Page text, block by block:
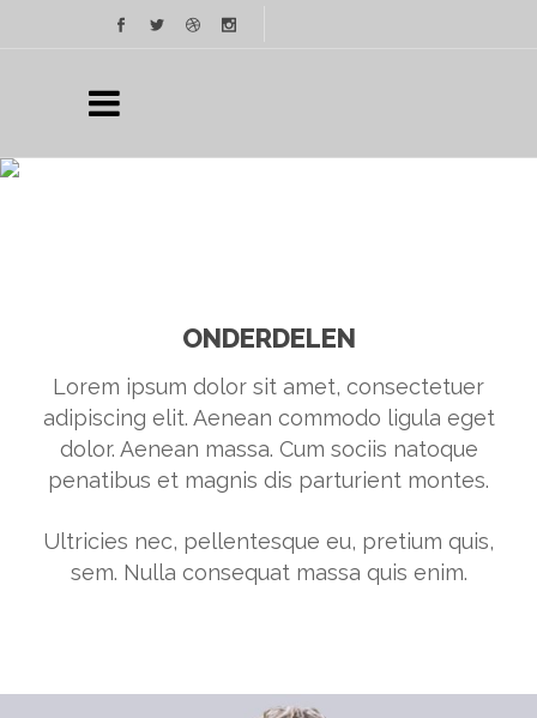
ONDERDELEN
Lorem ipsum dolor sit amet, consectetuer
adipiscing elit. Aenean commodo ligula eget
dolor. Aenean massa. Cum sociis natoque
penatibus et magnis dis parturient montes.
Ultricies nec, pellentesque eu, pretium quis,
sem. Nulla consequat massa quis enim.